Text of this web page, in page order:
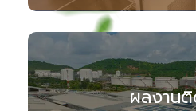
ผลงาน